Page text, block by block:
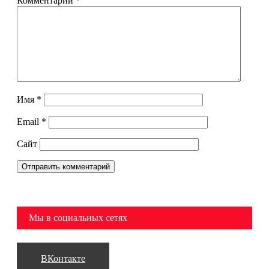
Имя *
Email *
Сайт
Мы в социальных сетях
ВКонтакте